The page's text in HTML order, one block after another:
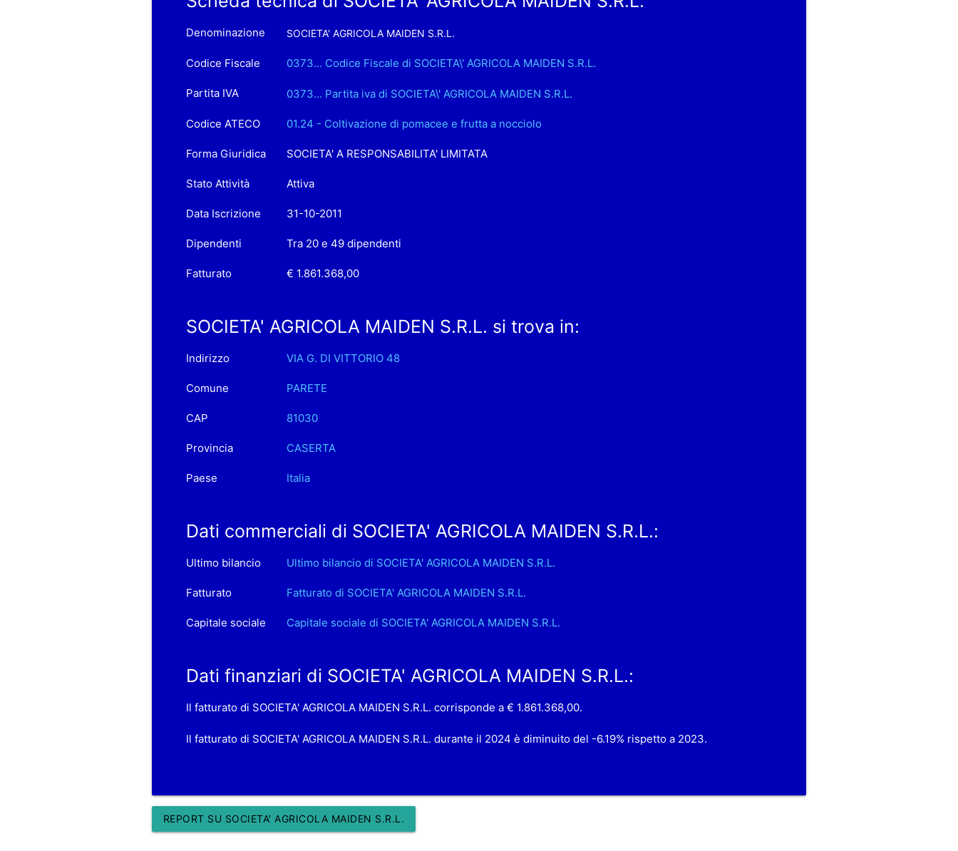
Denominazione SOCIETA' AGRICOLA MAIDEN S.R.L.
Codice Fiscale 0373... Codice Fiscale di SOCIETA\' AGRICOLA MAIDEN S.R.L.
Partita IVA 0373... Partita iva di SOCIETA\' AGRICOLA MAIDEN S.R.L.
Codice ATECO 01.24 - Coltivazione di pomacee e frutta a nocciolo
Forma Giuridica SOCIETA' A RESPONSABILITA' LIMITATA
Stato Attività Attiva
Data Iscrizione 31-10-2011
Dipendenti Tra 20 e 49 dipendenti
Fatturato € 1.861.368,00
SOCIETA' AGRICOLA MAIDEN S.R.L. si trova in:
Indirizzo VIA G. DI VITTORIO 48
Comune PARETE
CAP 81030
Provincia CASERTA
Paese Italia
Dati commerciali di SOCIETA' AGRICOLA MAIDEN S.R.L.:
Ultimo bilancio Ultimo bilancio di SOCIETA' AGRICOLA MAIDEN S.R.L.
Fatturato Fatturato di SOCIETA' AGRICOLA MAIDEN S.R.L.
Capitale sociale Capitale sociale di SOCIETA' AGRICOLA MAIDEN S.R.L.
Dati finanziari di SOCIETA' AGRICOLA MAIDEN S.R.L.:
Il fatturato di SOCIETA' AGRICOLA MAIDEN S.R.L. corrisponde a € 1.861.368,00.
Il fatturato di SOCIETA' AGRICOLA MAIDEN S.R.L. durante il 2024 è diminuito del -6.19% rispetto a 2023.
REPORT SU SOCIETA' AGRICOLA MAIDEN S.R.L.